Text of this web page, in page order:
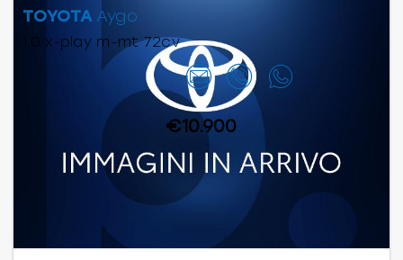
TOYOTA Aygo
1.0 x-play m-mt 72cv
Contattaci
€10.900
Manuale sequenziale
km